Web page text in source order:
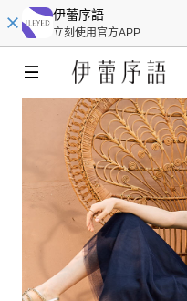
伊蕾序語
立刻使用官方APP